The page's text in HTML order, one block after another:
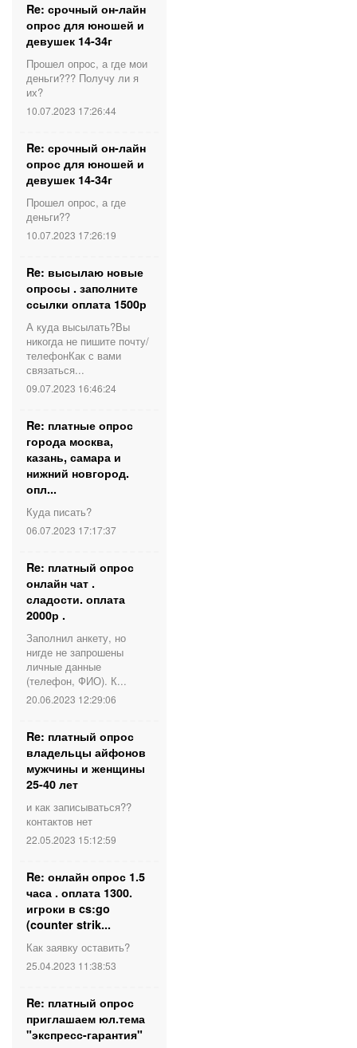
Re: срочный он-лайн
опрос для юношей и
девушек 14-34г
Прошел опрос, а где мои
деньги??? Получу ли я
их?
10.07.2023 17:26:44
Re: срочный он-лайн
опрос для юношей и
девушек 14-34г
Прошел опрос, а где
деньги??
10.07.2023 17:26:19
Re: высылаю новые
опросы . заполните
ссылки оплата 1500р
А куда высылать?Вы
никогда не пишите почту/
телефонКак с вами
связаться...
09.07.2023 16:46:24
Re: платные опрос
города москва,
казань, самара и
нижний новгород.
опл...
Куда писать?
06.07.2023 17:17:37
Re: платный опрос
онлайн чат .
сладости. оплата
2000р .
Заполнил анкету, но
нигде не запрошены
личные данные
(телефон, ФИО). К...
20.06.2023 12:29:06
Re: платный опрос
владельцы айфонов
мужчины и женщины
25-40 лет
и как записываться??
контактов нет
22.05.2023 15:12:59
Re: онлайн опрос 1.5
часа . оплата 1300.
игроки в cs:go
(counter strik...
Как заявку оставить?
25.04.2023 11:38:53
Re: платный опрос
приглашаем юл.тема
"экспресс-гарантия"